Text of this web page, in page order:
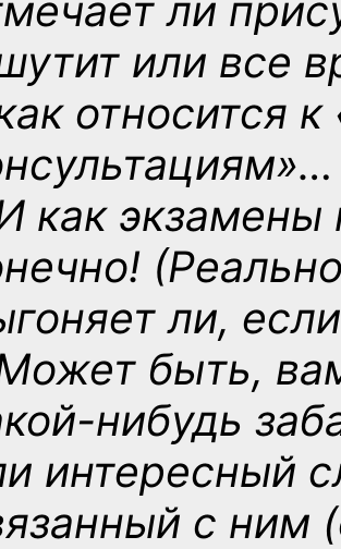
ли
или все
относится
…
как экзамены
ли,
быть,
нибудь
интересный
с ним